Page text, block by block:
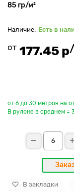
85 гр/м²
Есть в
от 177.45 р
от 6 до 30 метров на
В рулоне в среднем =
В закладки